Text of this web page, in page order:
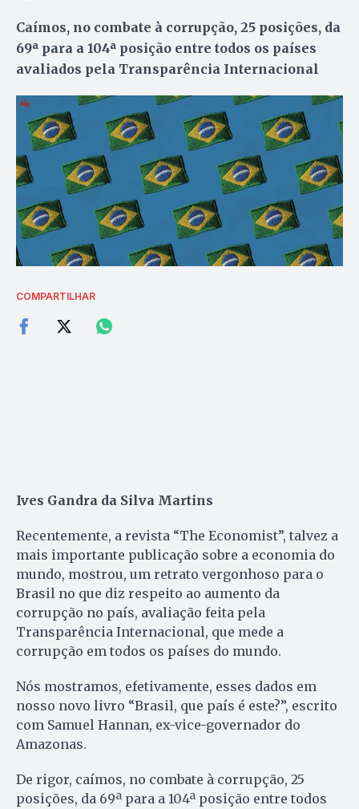
Caímos, no combate à corrupção, 25 posições, da
69ª para a 104ª posição entre todos os países
avaliados pela Transparência Internacional
COMPARTILHAR
Ives Gandra da Silva Martins
Recentemente, a revista “The Economist”, talvez a
mais importante publicação sobre a economia do
mundo, mostrou, um retrato vergonhoso para o
Brasil no que diz respeito ao aumento da
corrupção no país, avaliação feita pela
Transparência Internacional, que mede a
corrupção em todos os países do mundo.
Nós mostramos, efetivamente, esses dados em
nosso novo livro “Brasil, que país é este?”, escrito
com Samuel Hannan, ex-vice-governador do
Amazonas.
De rigor, caímos, no combate à corrupção, 25
posições, da 69ª para a 104ª posição entre todos